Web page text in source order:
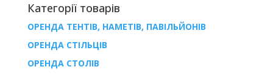
Категорії товарів
ОРЕНДА ТЕНТІВ, НАМЕТІВ, ПАВІЛЬЙОНІВ
ОРЕНДА СТІЛЬЦІВ
ОРЕНДА СТОЛІВ